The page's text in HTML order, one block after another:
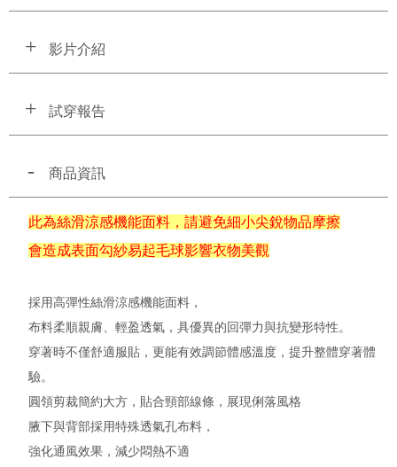
影片介紹
試穿報告
商品資訊
此為絲滑涼感機能面料，請避免細小尖銳物品摩擦
會造成表面勾紗易起毛球影響衣物美觀
採用高彈性絲滑涼感機能面料，
布料柔順親膚、輕盈透氣，具優異的回彈力與抗變形特性。
穿著時不僅舒適服貼，更能有效調節體感溫度，提升整體穿著體
驗。
圓領剪裁簡約大方，貼合頸部線條，展現俐落風格
腋下與背部採用特殊透氣孔布料，
強化通風效果，減少悶熱不適